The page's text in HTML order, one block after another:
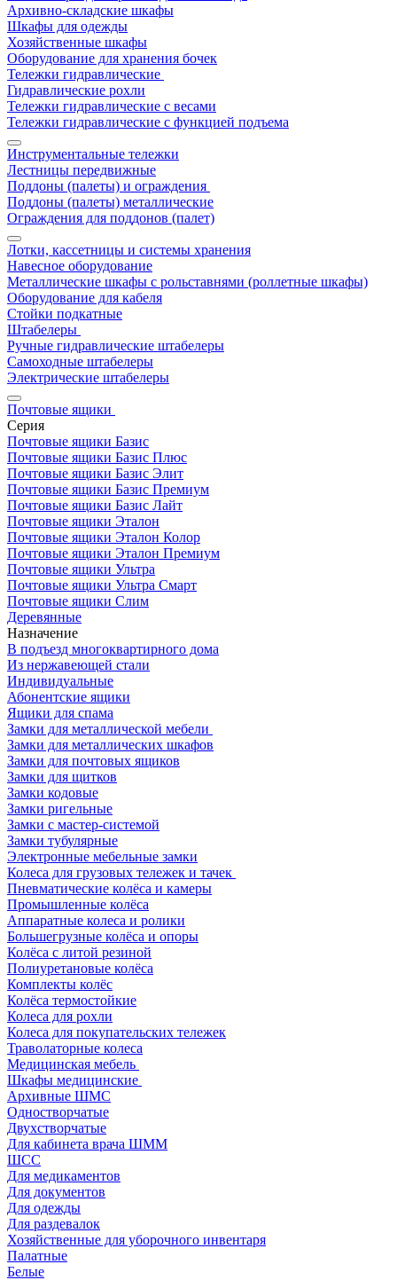
Архивно-складские шкафы
Шкафы для одежды
Хозяйственные шкафы
Оборудование для хранения бочек
Тележки гидравлические
Гидравлические рохли
Тележки гидравлические с весами
Тележки гидравлические с функцией подъема
Инструментальные тележки
Лестницы передвижные
Поддоны (палеты) и ограждения
Поддоны (палеты) металлические
Ограждения для поддонов (палет)
Лотки, кассетницы и системы хранения
Навесное оборудование
Металлические шкафы с рольставнями (роллетные шкафы)
Оборудование для кабеля
Стойки подкатные
Штабелеры
Ручные гидравлические штабелеры
Самоходные штабелеры
Электрические штабелеры
Почтовые ящики
Серия
Почтовые ящики Базис
Почтовые ящики Базис Плюс
Почтовые ящики Базис Элит
Почтовые ящики Базис Премиум
Почтовые ящики Базис Лайт
Почтовые ящики Эталон
Почтовые ящики Эталон Колор
Почтовые ящики Эталон Премиум
Почтовые ящики Ультра
Почтовые ящики Ультра Смарт
Почтовые ящики Слим
Деревянные
Назначение
В подъезд многоквартирного дома
Из нержавеющей стали
Индивидуальные
Абонентские ящики
Ящики для спама
Замки для металлической мебели
Замки для металлических шкафов
Замки для почтовых ящиков
Замки для щитков
Замки кодовые
Замки ригельные
Замки с мастер-системой
Замки тубулярные
Электронные мебельные замки
Колеса для грузовых тележек и тачек
Пневматические колёса и камеры
Промышленные колёса
Аппаратные колеса и ролики
Большегрузные колёса и опоры
Колёса с литой резиной
Полиуретановые колёса
Комплекты колёс
Колёса термостойкие
Колеса для рохли
Колеса для покупательских тележек
Траволаторные колеса
Медицинская мебель
Шкафы медицинские
Архивные ШМС
Одностворчатые
Двухстворчатые
Для кабинета врача ШММ
ШСС
Для медикаментов
Для документов
Для одежды
Для раздевалок
Хозяйственные для уборочного инвентаря
Палатные
Белые